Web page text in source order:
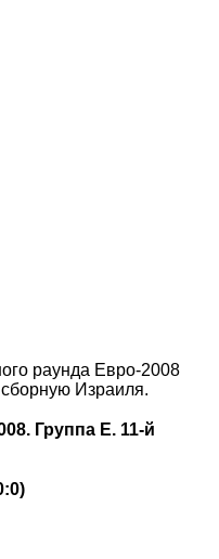
раунда Евро-2008
Израиля.
Группа Е. 11-й